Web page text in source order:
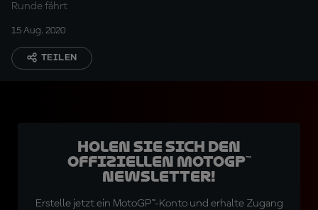
Runde fährt
15 Aug. 2020
TEILEN
Holen Sie sich den
offiziellen MotoGP™
Newsletter!
Erstelle jetzt ein MotoGP™-Konto und erhalte Zugang